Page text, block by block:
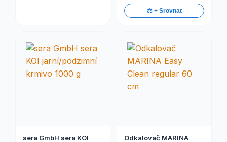
⚖️ + Srovnat
sera GmbH sera KOI Odkalovač MARINA